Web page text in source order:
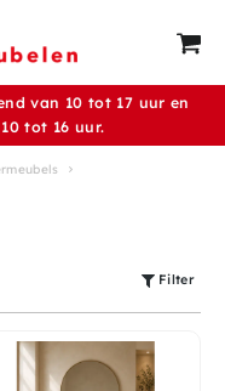
van 10 tot 17 uur en
tot 16 uur.
Filter